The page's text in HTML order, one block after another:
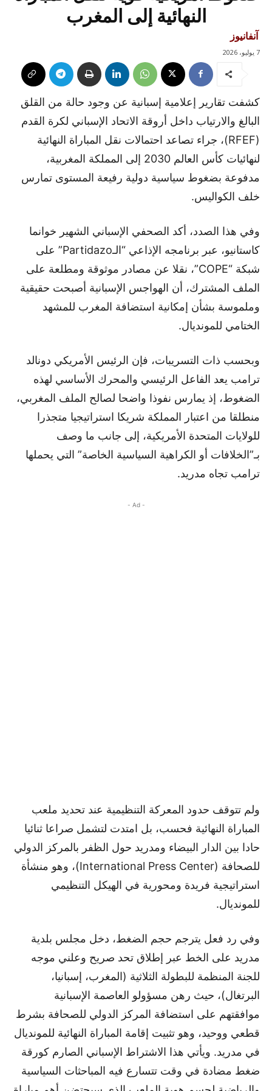
النهائية إلى المغرب
آنفانيوز
7 يوليو، 2026
كشفت تقارير إعلامية إسبانية عن وجود حالة من القلق
البالغ والارتياب داخل أروقة الاتحاد الإسباني لكرة القدم
(RFEF)، جراء تصاعد احتمالات نقل المباراة النهائية
لنهائيات كأس العالم 2030 إلى المملكة المغربية،
مدفوعة بضغوط سياسية دولية رفيعة المستوى تمارس
خلف الكواليس.
وفي هذا الصدد، أكد الصحفي الإسباني الشهير خوانما
كاستانيو، عبر برنامجه الإذاعي “الـPartidazo” على
شبكة “COPE”، نقلا عن مصادر موثوقة ومطلعة على
الملف المشترك، أن الهواجس الإسبانية أصبحت حقيقية
وملموسة بشأن إمكانية استضافة المغرب للمشهد
الختامي للمونديال.
وبحسب ذات التسريبات، فإن الرئيس الأمريكي دونالد
ترامب يعد الفاعل الرئيسي والمحرك الأساسي لهذه
الضغوط، إذ يمارس نفوذا واضحا لصالح الملف المغربي،
منطلقا من اعتبار المملكة شريكا استراتيجيا متجذرا
للولايات المتحدة الأمريكية، إلى جانب ما وصف
بـ”الخلافات أو الكراهية السياسية الخاصة” التي يحملها
ترامب تجاه مدريد.
- Ad -
ولم تتوقف حدود المعركة التنظيمية عند تحديد ملعب
المباراة النهائية فحسب، بل امتدت لتشمل صراعا ثنائيا
حادا بين الدار البيضاء ومدريد حول الظفر بالمركز الدولي
للصحافة (International Press Center)، وهو منشأة
استراتيجية فريدة ومحورية في الهيكل التنظيمي
للمونديال.
وفي رد فعل يترجم حجم الضغط، دخل مجلس بلدية
مدريد على الخط عبر إطلاق تحد صريح وعلني موجه
للجنة المنظمة للبطولة الثلاثية (المغرب، إسبانيا،
البرتغال)، حيث رهن مسؤولو العاصمة الإسبانية
موافقتهم على استضافة المركز الدولي للصحافة بشرط
قطعي ووحيد، وهو تثبيت إقامة المباراة النهائية للمونديال
في مدريد. ويأتي هذا الاشتراط الإسباني الصارم كورقة
ضغط مضادة في وقت تتسارع فيه المباحثات السياسية